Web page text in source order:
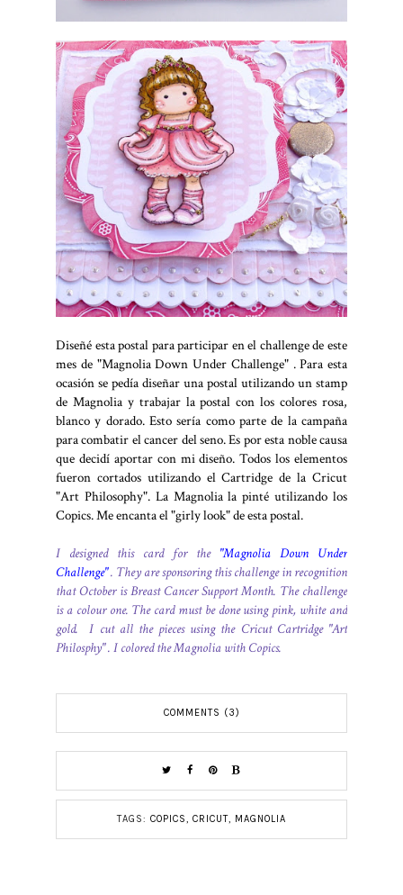
Diseñé esta postal para participar en el challenge de este
mes de "Magnolia Down Under Challenge" . Para esta
ocasión se pedía diseñar una postal utilizando un stamp
de Magnolia y trabajar la postal con los colores rosa,
blanco y dorado. Esto sería como parte de la campaña
para combatir el cancer del seno. Es por esta noble causa
que decidí aportar con mi diseño. Todos los elementos
fueron cortados utilizando el Cartridge de la Cricut
"Art Philosophy". La Magnolia la pinté utilizando los
Copics. Me encanta el "girly look" de esta postal.
I designed this card for the "Magnolia Down Under
Challenge". They are sponsoring this challenge in recognition
that October is Breast Cancer Support Month. The challenge
is a colour one. The card must be done using pink, white and
gold. I cut all the pieces using the Cricut Cartridge "Art
Philosphy" . I colored the Magnolia with Copics.
COMMENTS (3)
TAGS: COPICS, CRICUT, MAGNOLIA